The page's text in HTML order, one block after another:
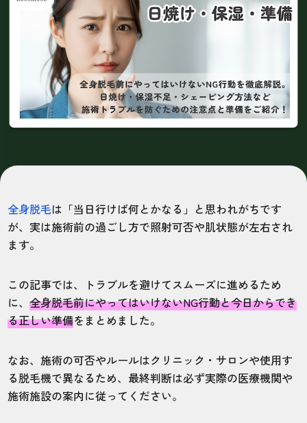
全身脱毛は「当日行けば何とかなる」と思われがちです
が、実は施術前の過ごし方で照射可否や肌状態が左右され
ます。
この記事では、トラブルを避けてスムーズに進めるため
に、全身脱毛前にやってはいけないNG行動と今日からでき
る正しい準備をまとめました。
なお、施術の可否やルールはクリニック・サロンや使用す
る脱毛機で異なるため、最終判断は必ず実際の医療機関や
施術施設の案内に従ってください。